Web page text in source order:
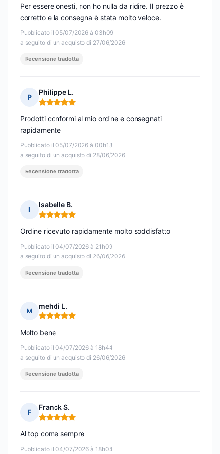
Pubblicato il 05/07/2026 à 03h09
a seguito di un acquisto di 27/06/2026
Per essere onesti, non ho nulla da ridire. Il prezzo è
corretto e la consegna è stata molto veloce.
Recensione tradotta
P
Philippe L.
Nota: 5 su 5
Pubblicato il 05/07/2026 à 00h18
a seguito di un acquisto di 28/06/2026
Prodotti conformi al mio ordine e consegnati
rapidamente
Recensione tradotta
I
Isabelle B.
Nota: 5 su 5
Pubblicato il 04/07/2026 à 21h09
a seguito di un acquisto di 26/06/2026
Ordine ricevuto rapidamente molto soddisfatto
Recensione tradotta
M
mehdi L.
Nota: 5 su 5
Pubblicato il 04/07/2026 à 18h44
a seguito di un acquisto di 26/06/2026
Molto bene
Recensione tradotta
F
Franck S.
Nota: 5 su 5
Pubblicato il 04/07/2026 à 18h04
Al top come sempre